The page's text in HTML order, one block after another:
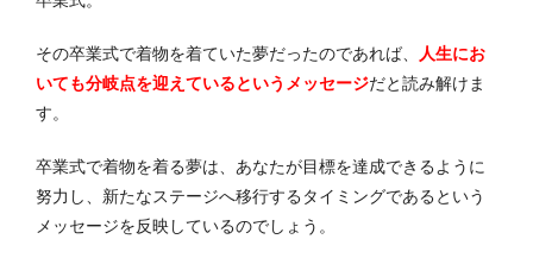
その卒業式で着物を着ていた夢だったのであれば、
人生にお
いても分岐点を迎えているというメッセージだと読み解けま
す。
卒業式で着物を着る夢は、あなたが目標を達成できるように
努力し、新たなステージへ移行するタイミングであるという
メッセージを反映しているのでしょう。